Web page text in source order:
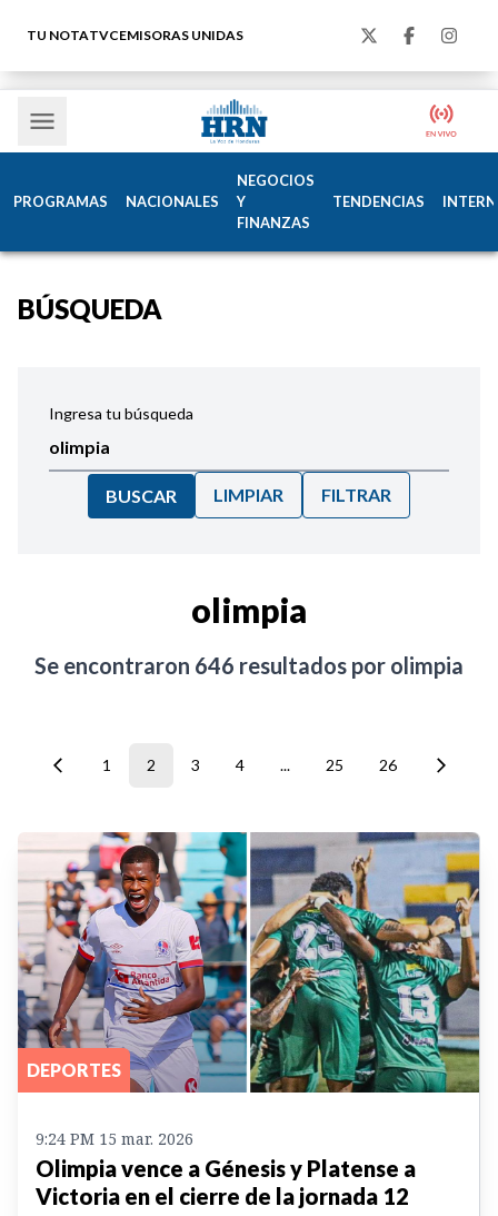
TU NOTATVCEMISORAS UNIDAS
PROGRAMAS NACIONALES
NEGOCIOS
Y
FINANZAS
TENDENCIAS
BÚSQUEDA
Ingresa tu búsqueda
BUSCAR LIMPIAR FILTRAR
olimpia
Se encontraron 646 resultados por olimpia
1 2 3 4 ... 25 26
DEPORTES
9:24 PM 15 mar. 2026
Olimpia vence a Génesis y Platense a
Victoria en el cierre de la jornada 12